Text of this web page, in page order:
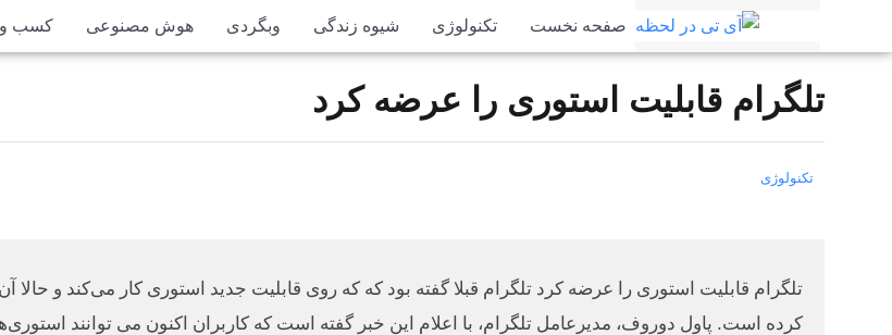
صفحه نخست تکنولوژی شیوه زندگی وبگردی هوش مصنوعی کسب و
تلگرام قابلیت استوری را عرضه کرد
تکنولوژی
تلگرام قابلیت استوری را عرضه کرد تلگرام قبلا گفته بود که که روی قابلیت جدید استوری کار می‌کند و حالا
کرده است. پاول دوروف، مدیرعامل تلگرام، با اعلام این خبر گفته است که کاربران اکنون می توانند